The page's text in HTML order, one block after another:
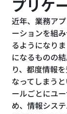
プリケ
近年、業務ア
ーションを組
るようになり
になるものの
り、都度情報
なってしまう
ールごとにユ
め、情報シス